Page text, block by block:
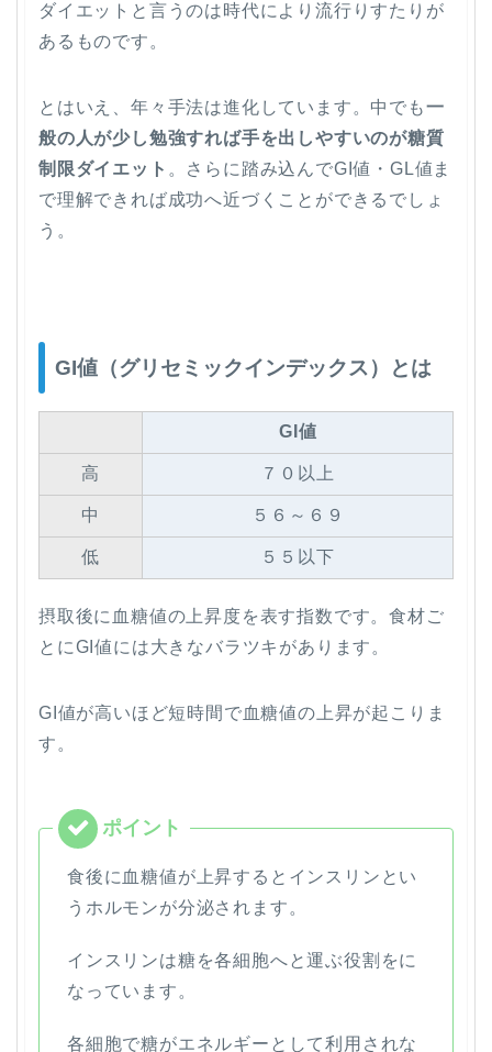
ダイエットと言うのは時代により流行りすたりが
あるものです。
とはいえ、年々手法は進化しています。中でも一
般の人が少し勉強すれば手を出しやすいのが糖質
制限ダイエット 。さらに踏み込んでGI値・GL値ま
で理解できれば成功へ近づくことができるでしょ
う。
GI値（グリセミックインデックス）とは
GI値
高 ７０以上
中 ５６～６９
低 ５５以下
摂取後に血糖値の上昇度を表す指数です。食材ご
とにGI値には大きなバラツキがあります。
GI値が高いほど短時間で血糖値の上昇が起こりま
す。
食後に血糖値が上昇するとインスリンとい
うホルモンが分泌されます。
インスリンは糖を各細胞へと運ぶ役割をに
なっています。
各細胞で糖がエネルギーとして利用されな